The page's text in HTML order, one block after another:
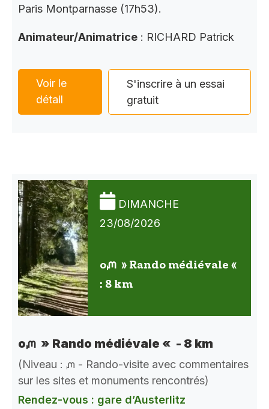
Paris Montparnasse (17h53).
Animateur/Animatrice : RICHARD Patrick
Voir le
détail
S'inscrire à un essai
gratuit
DIMANCHE
23/08/2026
oᘻ » Rando médiévale «
: 8 km
oᘻ » Rando médiévale « - 8 km
(Niveau : ᘻ - Rando-visite avec commentaires
sur les sites et monuments rencontrés)
Rendez-vous : gare d’Austerlitz